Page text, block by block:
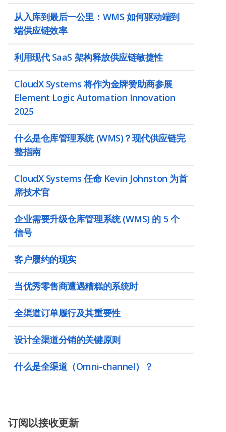
从入库到最后一公里：WMS 如何驱动端到
端供应链效率
利用现代 SaaS 架构释放供应链敏捷性
CloudX Systems 将作为金牌赞助商参展
Element Logic Automation Innovation
2025
什么是仓库管理系统 (WMS)？现代供应链完
整指南
CloudX Systems 任命 Kevin Johnston 为首
席技术官
企业需要升级仓库管理系统 (WMS) 的 5 个
信号
客户履约的现实
当优秀零售商遭遇糟糕的系统时
全渠道订单履行及其重要性
设计全渠道分销的关键原则
什么是全渠道（Omni-channel）？
订阅以接收更新